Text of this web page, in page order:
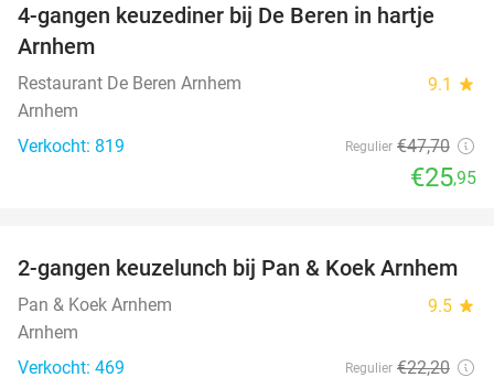
46%
4-gangen keuzediner bij De Beren in hartje
Arnhem
Restaurant De Beren Arnhem 9.1 star
Arnhem
Verkocht: 819
Regulier €47,70
€25,95
44%
2-gangen keuzelunch bij Pan & Koek Arnhem
Pan & Koek Arnhem 9.5 star
Arnhem
Verkocht: 469
Regulier €22,20